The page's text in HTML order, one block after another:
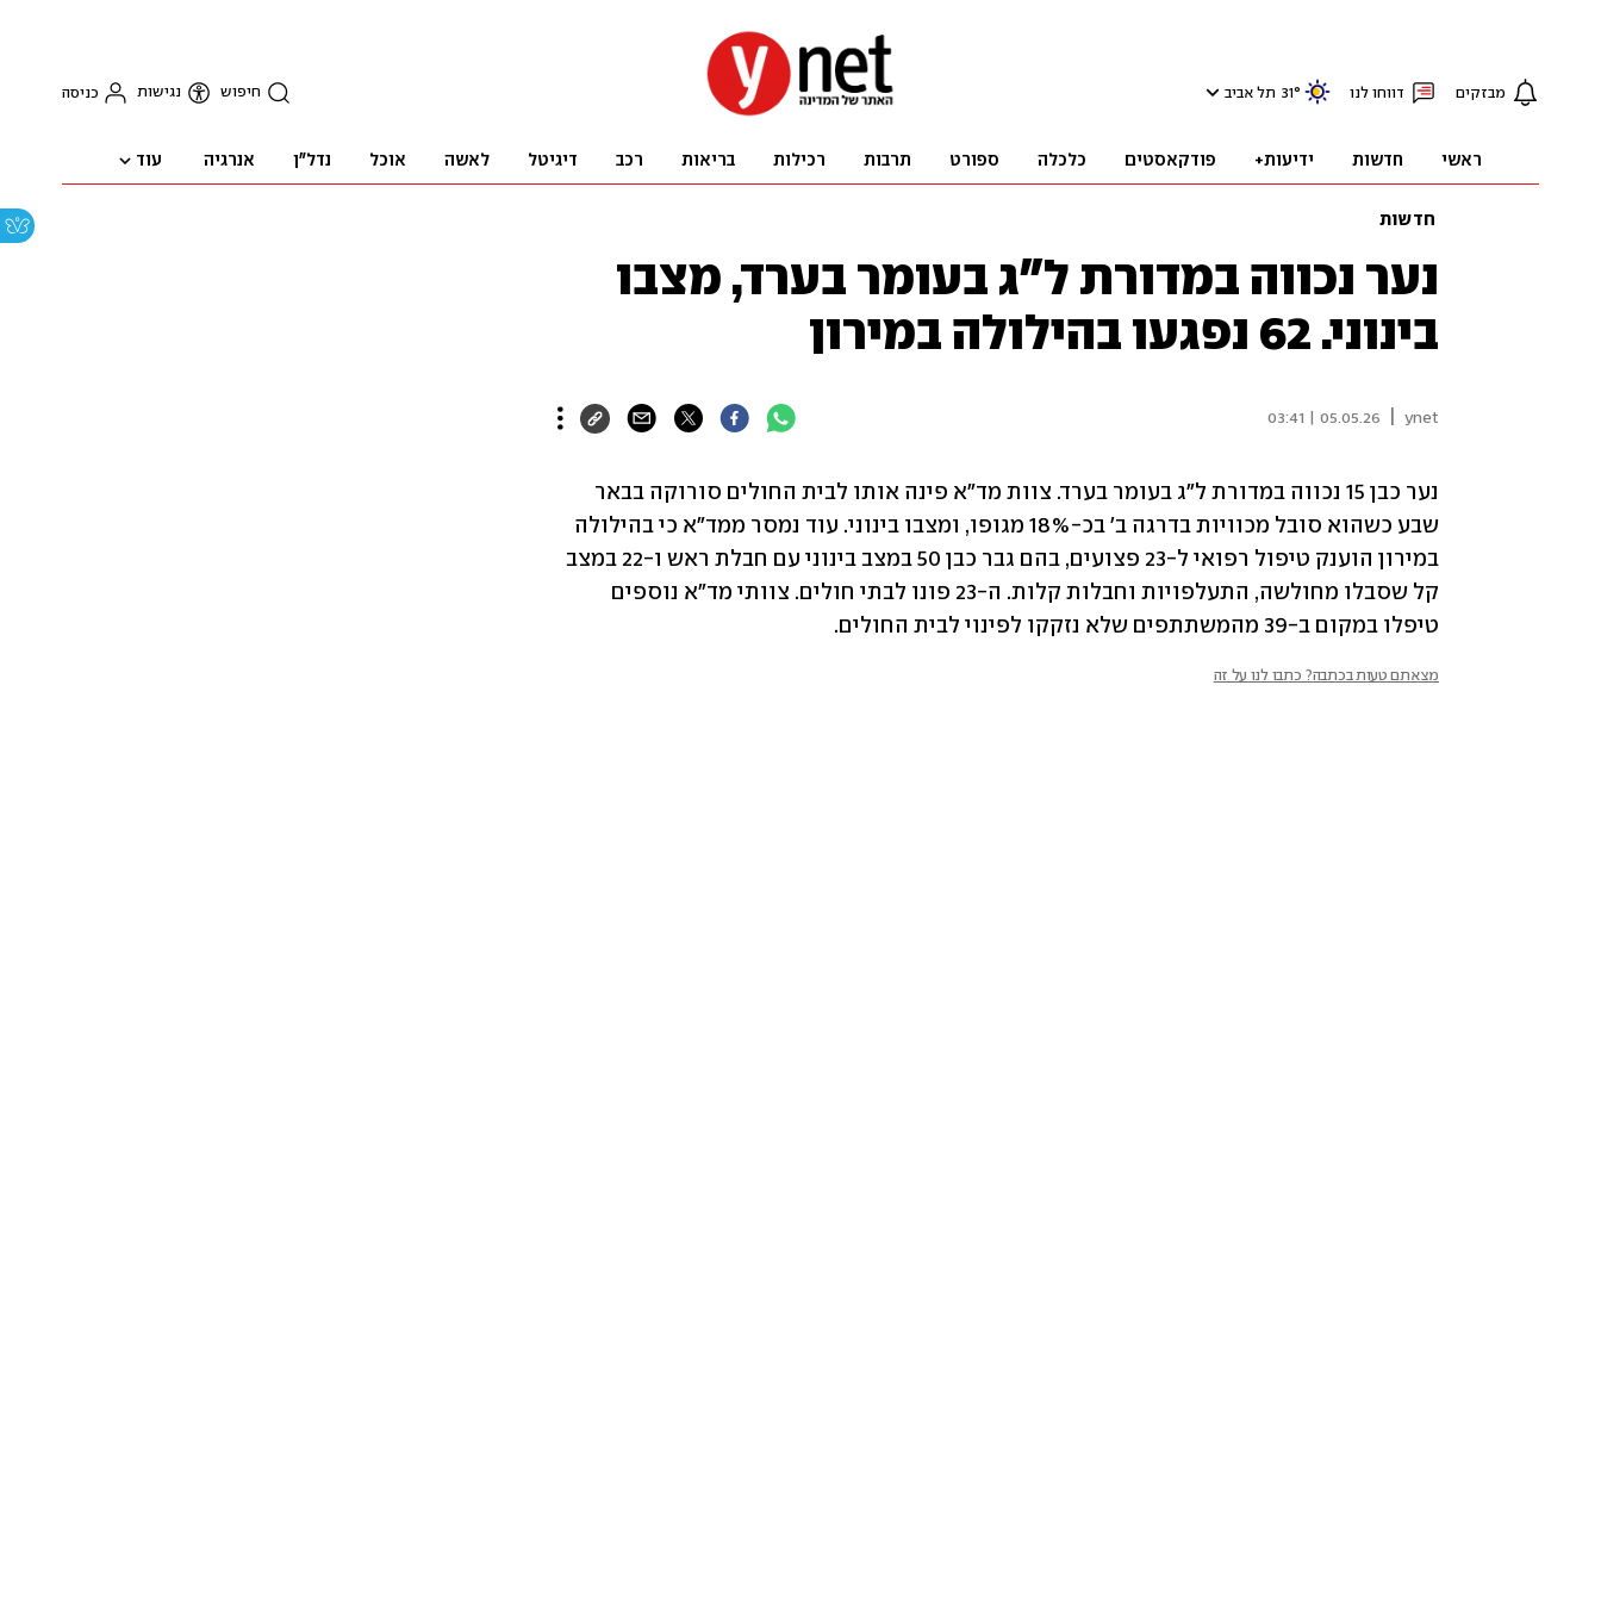
מבזקים דווחו לנו 31° תל אביב חיפוש נגישות כניסה
ראשי חדשות ידיעות+ פודקאסטים כלכלה ספורט תרבות רכילות בריאות רכב דיגיטל לאשה אוכל נדל"ן אנרגיה עוד
חדשות
נער נכווה במדורת ל"ג בעומר בערד, מצבו
בינוני. 62 נפגעו בהילולה במירון
ynet
05.05.26 | 03:41
טיפלו במקום ב-39 מהמשתתפים שלא נזקקו לפינוי לבית החולים.
מצאתם טעות בכתבה? כתבו לנו על זה